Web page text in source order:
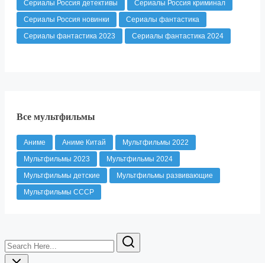
Сериалы Россия детективы
Сериалы Россия криминал
Сериалы Россия новинки
Сериалы фантастика
Сериалы фантастика 2023
Сериалы фантастика 2024
Все мультфильмы
Аниме Аниме Китай
Мультфильмы 2022
Мультфильмы 2023
Мультфильмы 2024
Мультфильмы детские
Мультфильмы развивающие
Мультфильмы СССР
Search
Here...